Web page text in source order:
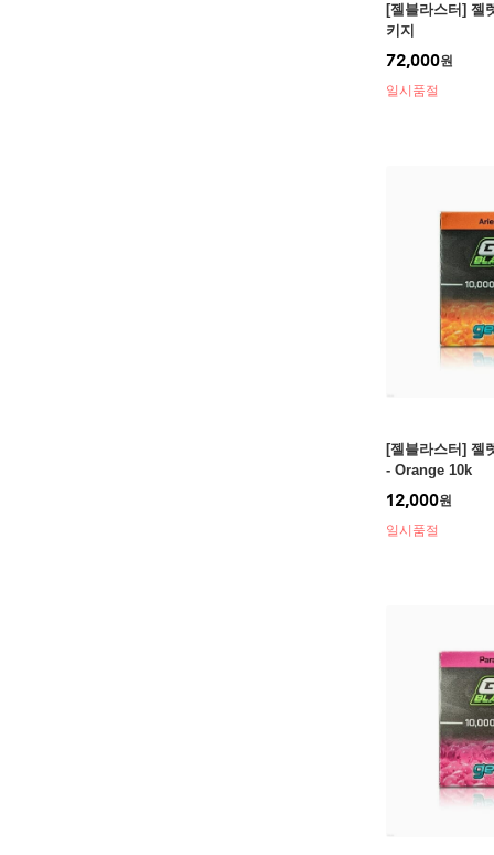
[젤블라스터] 젤
키지
72,000원
일시품절
[젤블라스터]
- Orange 10k
12,000원
일시품절